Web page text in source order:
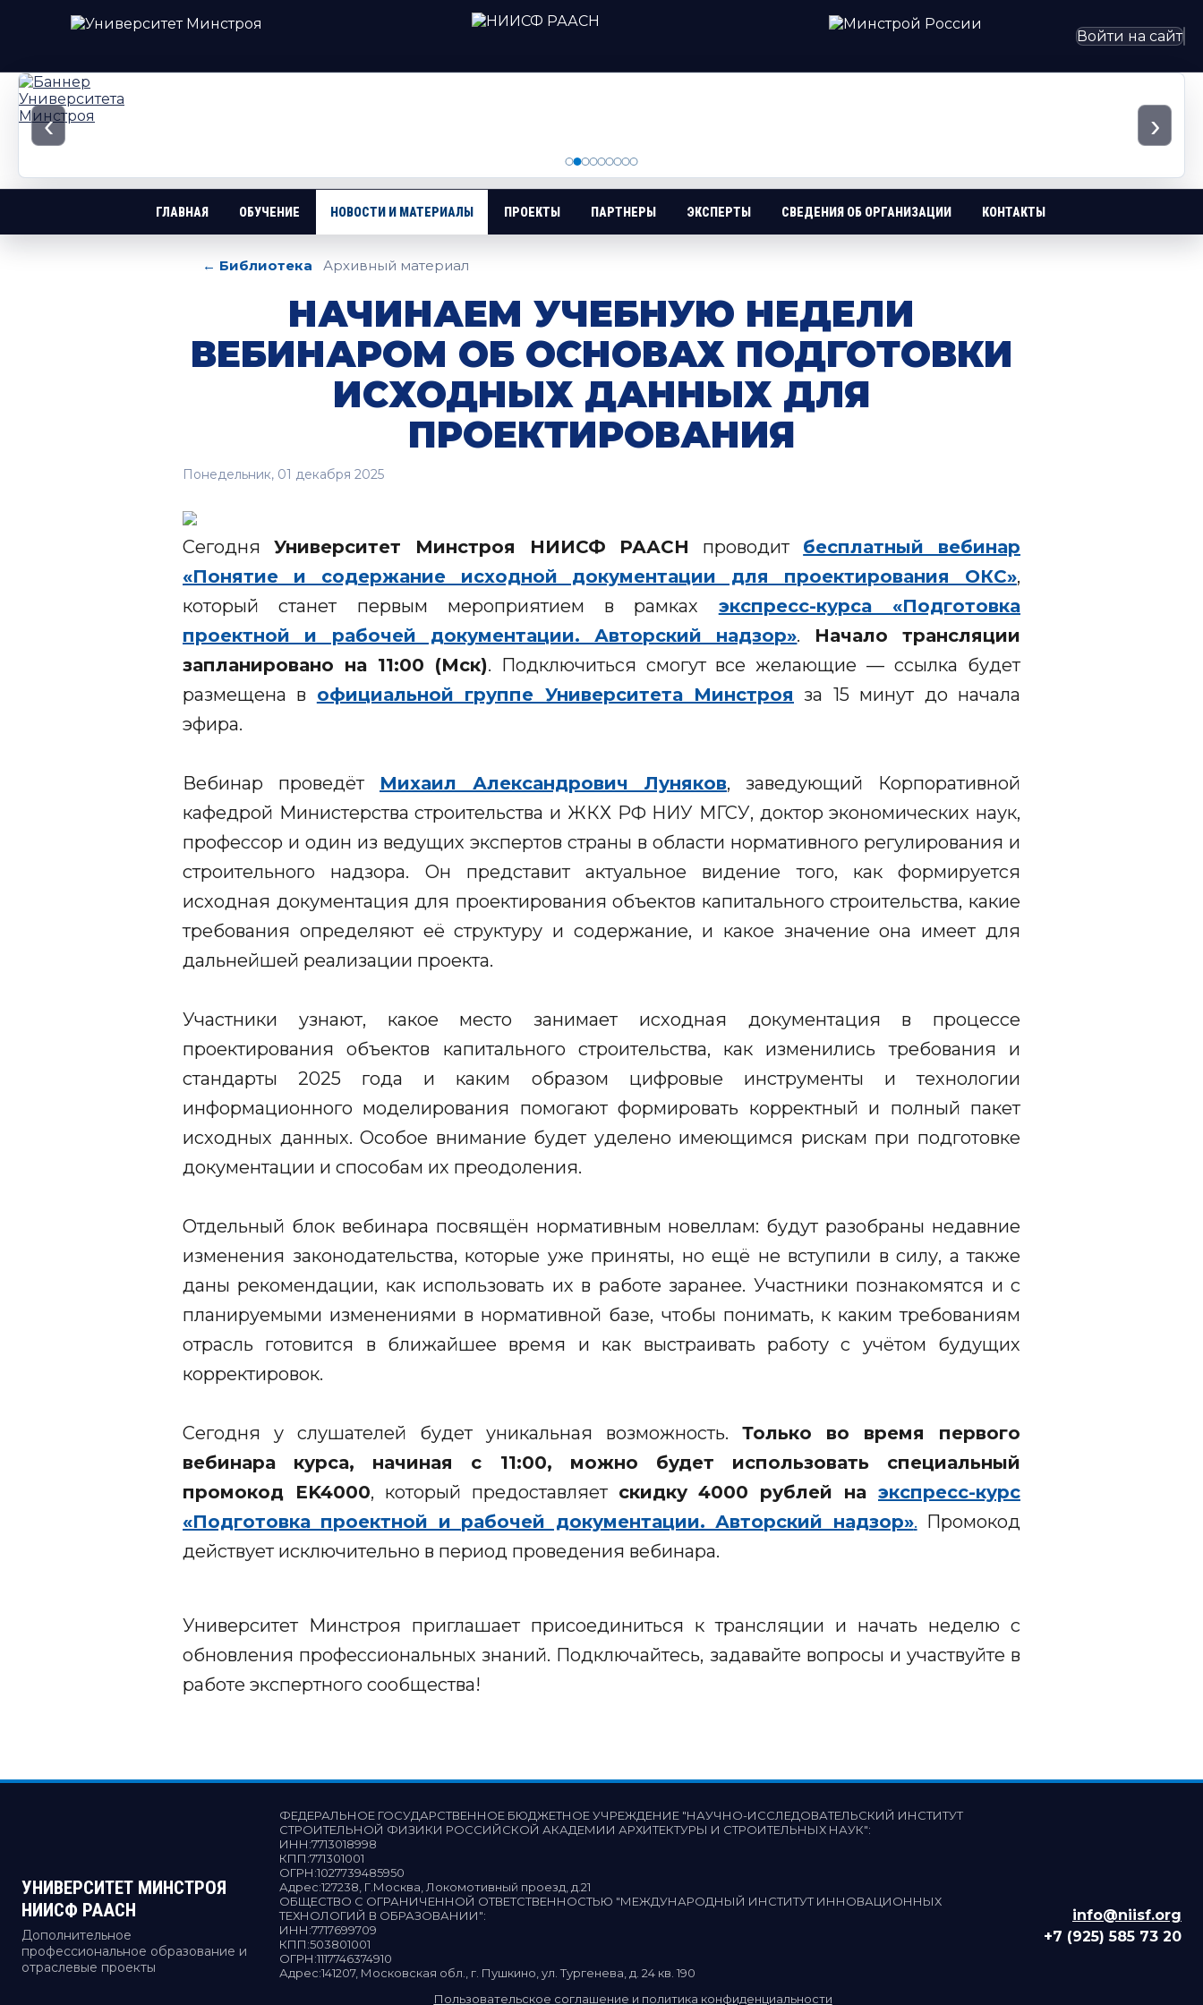
Войти на сайт
‹ ›
ГЛАВНАЯ ОБУЧЕНИЕ НОВОСТИ И МАТЕРИАЛЫ ПРОЕКТЫ ПАРТНЕРЫ ЭКСПЕРТЫ СВЕДЕНИЯ ОБ ОРГАНИЗАЦИИ КОНТАКТЫ
← Библиотека Архивный материал
НАЧИНАЕМ УЧЕБНУЮ НЕДЕЛИ
ВЕБИНАРОМ ОБ ОСНОВАХ ПОДГОТОВКИ
ИСХОДНЫХ ДАННЫХ ДЛЯ
ПРОЕКТИРОВАНИЯ
Понедельник, 01 декабря 2025
Сегодня Университет Минстроя НИИСФ РААСН проводит бесплатный вебинар
«Понятие и содержание исходной документации для проектирования ОКС»,
который станет первым мероприятием в рамках экспресс-курса «Подготовка
проектной и рабочей документации. Авторский надзор». Начало трансляции
запланировано на 11:00 (Мск). Подключиться смогут все желающие — ссылка будет
размещена в официальной группе Университета Минстроя за 15 минут до начала
эфира.
Вебинар проведёт Михаил Александрович Луняков, заведующий Корпоративной
кафедрой Министерства строительства и ЖКХ РФ НИУ МГСУ, доктор экономических наук,
профессор и один из ведущих экспертов страны в области нормативного регулирования и
строительного надзора. Он представит актуальное видение того, как формируется
исходная документация для проектирования объектов капитального строительства, какие
требования определяют её структуру и содержание, и какое значение она имеет для
дальнейшей реализации проекта.
Участники узнают, какое место занимает исходная документация в процессе
проектирования объектов капитального строительства, как изменились требования и
стандарты 2025 года и каким образом цифровые инструменты и технологии
информационного моделирования помогают формировать корректный и полный пакет
исходных данных. Особое внимание будет уделено имеющимся рискам при подготовке
документации и способам их преодоления.
Отдельный блок вебинара посвящён нормативным новеллам: будут разобраны недавние
изменения законодательства, которые уже приняты, но ещё не вступили в силу, а также
даны рекомендации, как использовать их в работе заранее. Участники познакомятся и с
планируемыми изменениями в нормативной базе, чтобы понимать, к каким требованиям
отрасль готовится в ближайшее время и как выстраивать работу с учётом будущих
корректировок.
Сегодня у слушателей будет уникальная возможность. Только во время первого
вебинара курса, начиная с 11:00, можно будет использовать специальный
промокод EK4000, который предоставляет скидку 4000 рублей на экспресс-курс
«Подготовка проектной и рабочей документации. Авторский надзор». Промокод
действует исключительно в период проведения вебинара.
Университет Минстроя приглашает присоединиться к трансляции и начать неделю с
обновления профессиональных знаний. Подключайтесь, задавайте вопросы и участвуйте в
работе экспертного сообщества!
УНИВЕРСИТЕТ МИНСТРОЯ
НИИСФ РААСН
Дополнительное
профессиональное образование и
отраслевые проекты
ФЕДЕРАЛЬНОЕ ГОСУДАРСТВЕННОЕ БЮДЖЕТНОЕ УЧРЕЖДЕНИЕ "НАУЧНО-ИССЛЕДОВАТЕЛЬСКИЙ ИНСТИТУТ
СТРОИТЕЛЬНОЙ ФИЗИКИ РОССИЙСКОЙ АКАДЕМИИ АРХИТЕКТУРЫ И СТРОИТЕЛЬНЫХ НАУК":
ИНН:7713018998
КПП:771301001
ОГРН:1027739485950
Адрес:127238, Г.Москва, Локомотивный проезд, д.21
ОБЩЕСТВО С ОГРАНИЧЕННОЙ ОТВЕТСТВЕННОСТЬЮ "МЕЖДУНАРОДНЫЙ ИНСТИТУТ ИННОВАЦИОННЫХ
ТЕХНОЛОГИЙ В ОБРАЗОВАНИИ":
ИНН:7717699709
КПП:503801001
ОГРН:1117746374910
Адрес:141207, Московская обл., г. Пушкино, ул. Тургенева, д. 24 кв. 190
Пользовательское соглашение и политика конфиденциальности
info@niisf.org
+7 (925) 585 73 20